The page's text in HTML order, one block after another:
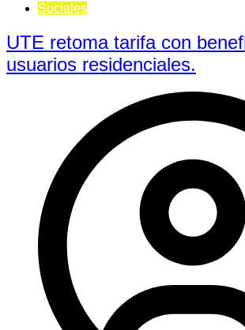
Sociales
UTE retoma tarifa con
usuarios residenciales.